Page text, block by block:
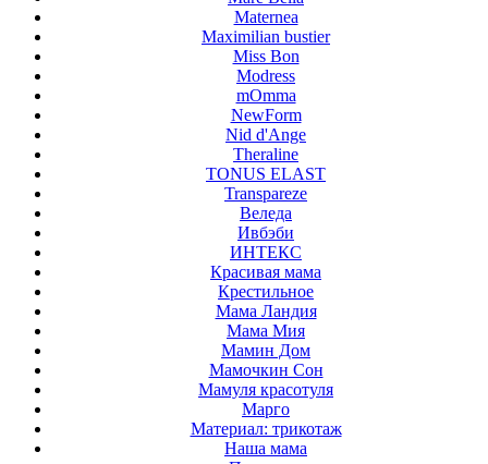
Maternea
Maximilian bustier
Miss Bon
Modress
mOmma
NewForm
Nid d'Ange
Theraline
TONUS ELAST
Transpareze
Веледа
Ивбэби
ИНТЕКС
Красивая мама
Крестильное
Мама Ландия
Мама Мия
Мамин Дом
Мамочкин Сон
Мамуля красотуля
Марго
Материал: трикотаж
Наша мама